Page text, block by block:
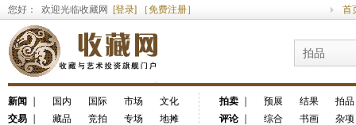
您好： 欢迎光临收藏网 [登录] ［免费注册］ 首
拍品
新闻 国内 国际 市场
文化
交易
藏品 竞拍 专场 地摊
拍卖 预展 结果
拍品
评论｜ 综合 书画
杂项